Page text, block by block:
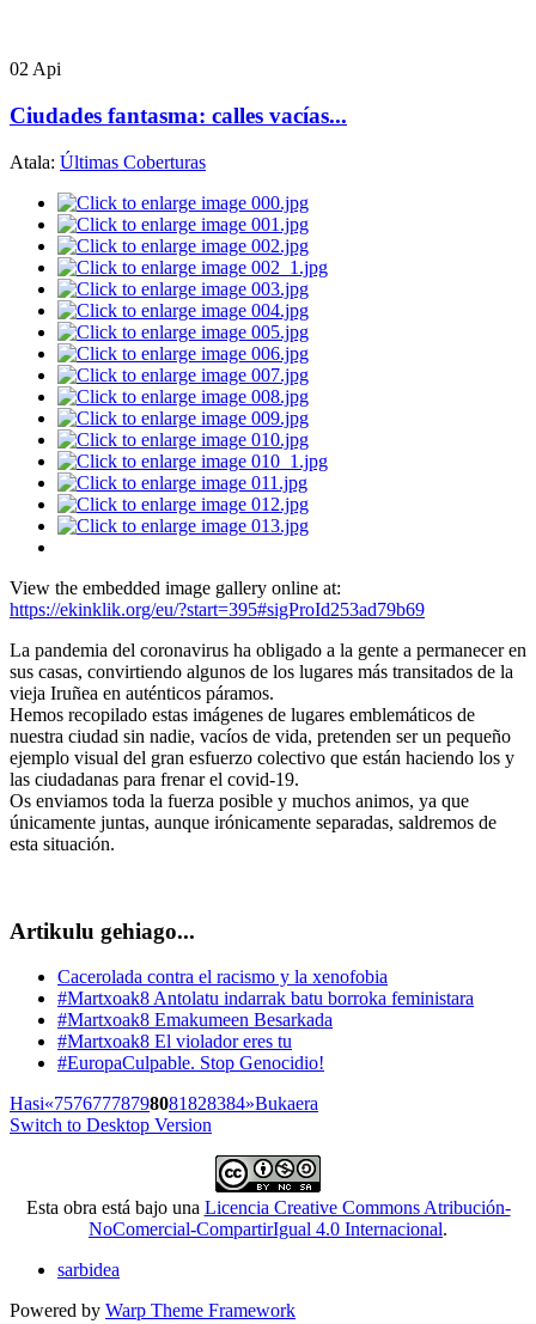
02 Api
Ciudades fantasma: calles vacías...
Atala: Últimas Coberturas
View the embedded image gallery online at:
https://ekinklik.org/eu/?start=395#sigProId253ad79b69
La pandemia del coronavirus ha obligado a la gente a permanecer en
sus casas, convirtiendo algunos de los lugares más transitados de la
vieja Iruñea en auténticos páramos.
Hemos recopilado estas imágenes de lugares emblemáticos de
nuestra ciudad sin nadie, vacíos de vida, pretenden ser un pequeño
ejemplo visual del gran esfuerzo colectivo que están haciendo los y
las ciudadanas para frenar el covid-19.
Os enviamos toda la fuerza posible y muchos animos, ya que
únicamente juntas, aunque irónicamente separadas, saldremos de
esta situación.
Artikulu gehiago...
Cacerolada contra el racismo y la xenofobia
#Martxoak8 Antolatu indarrak batu borroka feministara
#Martxoak8 Emakumeen Besarkada
#Martxoak8 El violador eres tu
#EuropaCulpable. Stop Genocidio!
Hasi«75767778798081828384»Bukaera
Switch to Desktop Version
Esta obra está bajo una Licencia Creative Commons Atribución-
NoComercial-CompartirIgual 4.0 Internacional.
sarbidea
Powered by Warp Theme Framework